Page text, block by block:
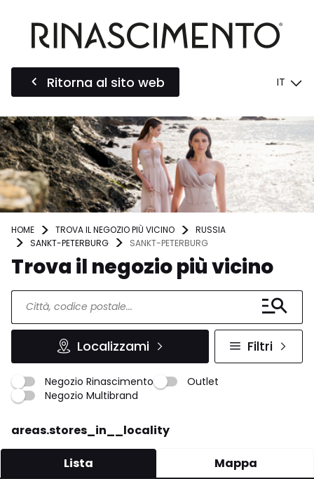
Ritorna al sito web IT
HOME TROVA IL NEGOZIO PIÙ VICINO
RUSSIA
SANKT-PETERBURG
SANKT-PETERBURG
Trova il negozio più vicino
Localizzami Filtri
Negozio Rinascimento
Outlet
Negozio Multibrand
areas.stores_in__locality
Lista Mappa